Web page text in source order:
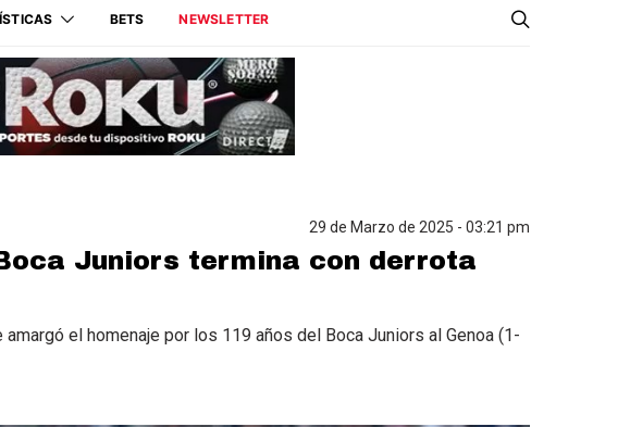
BETS NEWSLETTER
29 de Marzo de 2025 - 03:21 pm
Juniors termina con derrota
el homenaje por los 119 años del Boca Juniors al Genoa (1-